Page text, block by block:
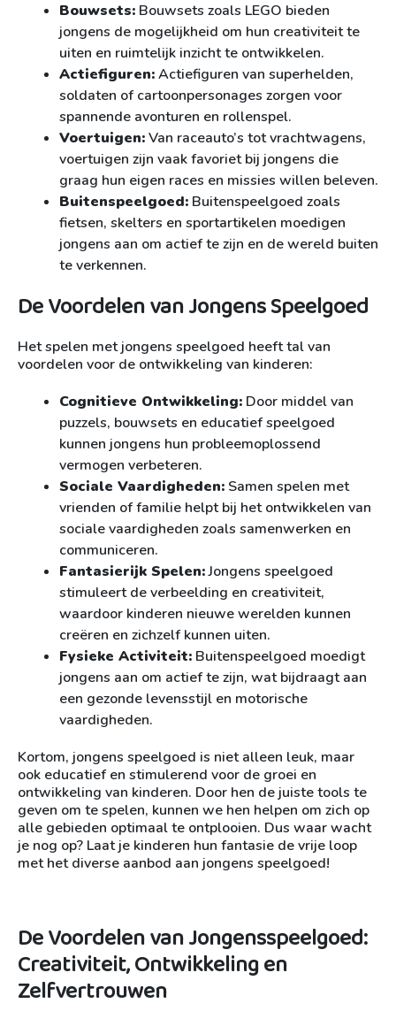
Bouwsets: Bouwsets zoals LEGO bieden
jongens de mogelijkheid om hun creativiteit te
uiten en ruimtelijk inzicht te ontwikkelen.
Actiefiguren:Actiefiguren van superhelden,
soldaten of cartoonpersonages zorgen voor
spannende avonturen en rollenspel.
Voertuigen:Van raceauto’s tot vrachtwagens,
voertuigen zijn vaak favoriet bij jongens die
graag hun eigen races en missies willen beleven.
Buitenspeelgoed: Buitenspeelgoed zoals
fietsen, skelters en sportartikelen moedigen
jongens aan om actief te zijn en de wereld buiten
te verkennen.
De Voordelen van Jongens Speelgoed
Het spelen met jongens speelgoed heeft tal van
voordelen voor de ontwikkeling van kinderen:
Cognitieve Ontwikkeling: Door middel van
puzzels, bouwsets en educatief speelgoed
kunnen jongens hun probleemoplossend
vermogen verbeteren.
Sociale Vaardigheden: Samen spelen met
vrienden of familie helpt bij het ontwikkelen van
sociale vaardigheden zoals samenwerken en
communiceren.
Fantasierijk Spelen:Jongens speelgoed
stimuleert de verbeelding en creativiteit,
waardoor kinderen nieuwe werelden kunnen
creëren en zichzelf kunnen uiten.
Fysieke Activiteit: Buitenspeelgoed moedigt
jongens aan om actief te zijn, wat bijdraagt aan
een gezonde levensstijl en motorische
vaardigheden.
Kortom, jongens speelgoed is niet alleen leuk, maar
ook educatief en stimulerend voor de groei en
ontwikkeling van kinderen. Door hen de juiste tools te
geven om te spelen, kunnen we hen helpen om zich op
alle gebieden optimaal te ontplooien. Dus waar wacht
je nog op? Laat je kinderen hun fantasie de vrije loop
met het diverse aanbod aan jongens speelgoed!
De Voordelen van Jongensspeelgoed:
Creativiteit, Ontwikkeling en
Zelfvertrouwen